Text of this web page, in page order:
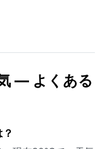
— よくある